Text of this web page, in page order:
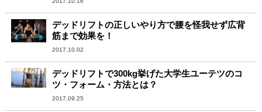
デッドリフトの正しいやり方で腰を怪我せず広背
筋まで効果を！
2017.10.02
デッドリフトで300kg挙げた大学生ユーテツのコ
ツ・フォーム・方法とは？
2017.09.25